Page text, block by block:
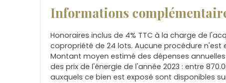
Informations
Honoraires inclus de 4% TTC à la charge de
copropriété de 24 lots. Aucune procédure n'est
Montant moyen estimé des dépenses
des prix de l'énergie de l'année 2023 : entre
auxquels ce bien est exposé sont disponibles